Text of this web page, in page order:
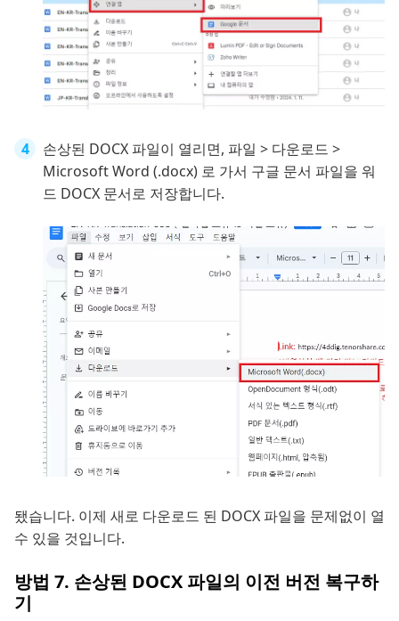
손상된 DOCX 파일이 열리면, 파일 > 다운로드 >
Microsoft Word (.docx) 로 가서 구글 문서 파일을 워
드 DOCX 문서로 저장합니다.
됐습니다. 이제 새로 다운로드 된 DOCX 파일을 문제없이 열
수 있을 것입니다.
방법 7. 손상된 DOCX 파일의 이전 버전 복구하
기